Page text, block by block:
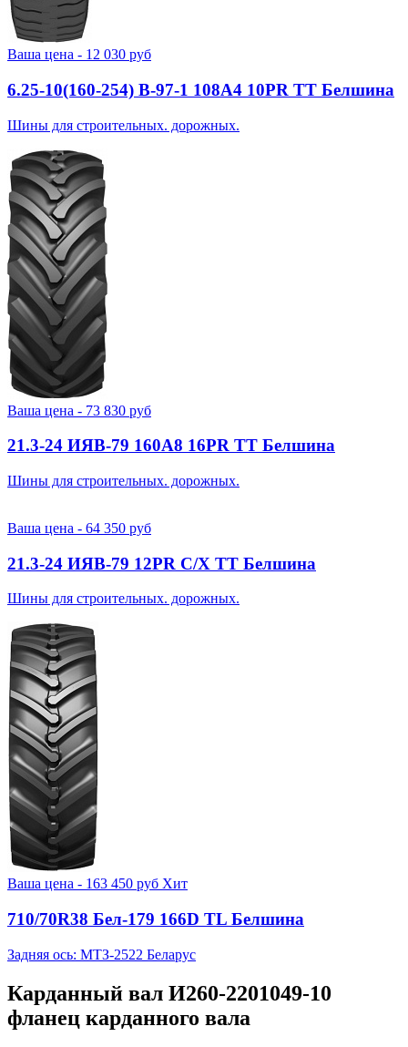
Ваша цена - 12 030 руб
6.25-10(160-254) В-97-1 108A4 10PR TT Белшина
Шины для строительных. дорожных.
Ваша цена - 73 830 руб
21.3-24 ИЯВ-79 160A8 16PR TT Белшина
Шины для строительных. дорожных.
Ваша цена - 64 350 руб
21.3-24 ИЯВ-79 12PR С/Х TT Белшина
Шины для строительных. дорожных.
Ваша цена - 163 450 руб Хит
710/70R38 Бел-179 166D TL Белшина
Задняя ось: МТЗ-2522 Беларус
Карданный вал И260-2201049-10
фланец карданного вала